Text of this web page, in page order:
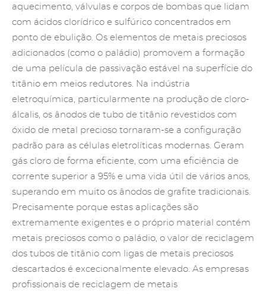
aquecimento, válvulas e corpos de bombas que lidam
com ácidos clorídrico e sulfúrico concentrados em
ponto de ebulição. Os elementos de metais preciosos
adicionados (como o paládio) promovem a formação
de uma película de passivação estável na superfície do
titânio em meios redutores. Na indústria
eletroquímica, particularmente na produção de cloro-
álcalis, os ânodos de tubo de titânio revestidos com
óxido de metal precioso tornaram-se a configuração
padrão para as células eletrolíticas modernas. Geram
gás cloro de forma eficiente, com uma eficiência de
corrente superior a 95% e uma vida útil de vários anos,
superando em muito os ânodos de grafite tradicionais.
Precisamente porque estas aplicações são
extremamente exigentes e o próprio material contém
metais preciosos como o paládio, o valor de reciclagem
dos tubos de titânio com ligas de metais preciosos
descartados é excecionalmente elevado. As empresas
profissionais de reciclagem de metais